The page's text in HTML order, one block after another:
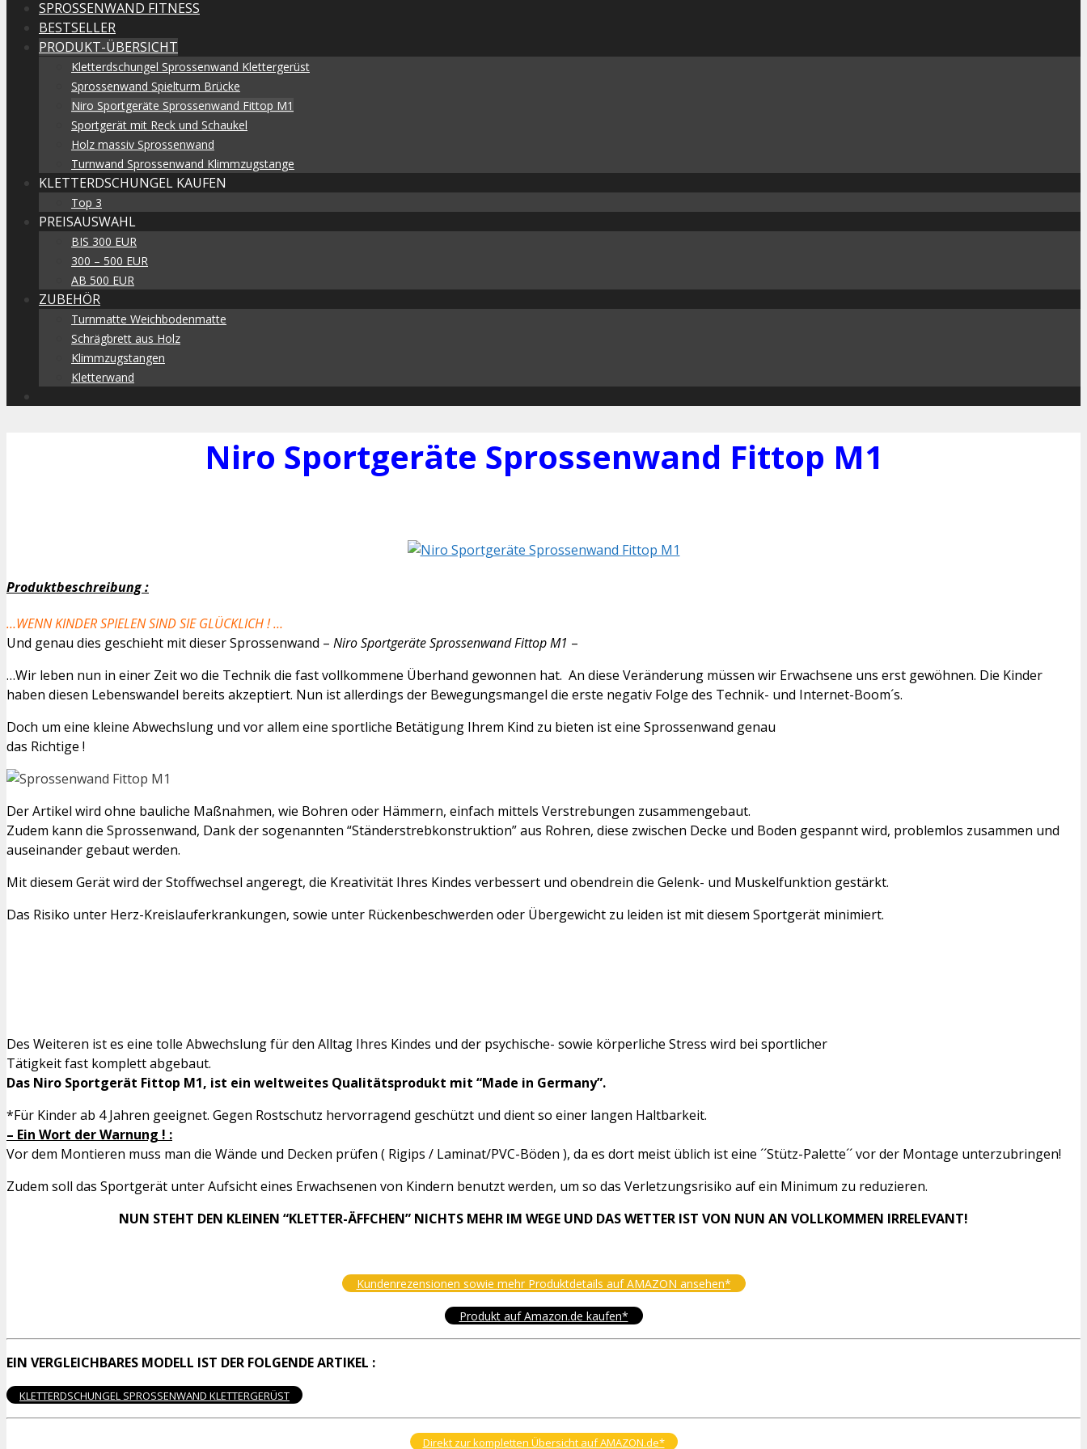
SPROSSENWAND FITNESS
BESTSELLER
PRODUKT-ÜBERSICHT
Kletterdschungel Sprossenwand Klettergerüst
Sprossenwand Spielturm Brücke
Niro Sportgeräte Sprossenwand Fittop M1
Sportgerät mit Reck und Schaukel
Holz massiv Sprossenwand
Turnwand Sprossenwand Klimmzugstange
KLETTERDSCHUNGEL KAUFEN
Top 3
PREISAUSWAHL
BIS 300 EUR
300 – 500 EUR
AB 500 EUR
ZUBEHÖR
Turnmatte Weichbodenmatte
Schrägbrett aus Holz
Klimmzugstangen
Kletterwand
Niro Sportgeräte Sprossenwand Fittop M1
Produktbeschreibung :
…WENN KINDER SPIELEN SIND SIE GLÜCKLICH ! …
Und genau dies geschieht mit dieser Sprossenwand – Niro Sportgeräte Sprossenwand Fittop M1 –
…Wir leben nun in einer Zeit wo die Technik die fast vollkommene Überhand gewonnen hat. An diese Veränderung müssen wir Erwachsene uns erst gewöhnen. Die Kinder
haben diesen Lebenswandel bereits akzeptiert. Nun ist allerdings der Bewegungsmangel die erste negativ Folge des Technik- und Internet-Boom´s.
Doch um eine kleine Abwechslung und vor allem eine sportliche Betätigung Ihrem Kind zu bieten ist eine Sprossenwand genau
das Richtige !
Der Artikel wird ohne bauliche Maßnahmen, wie Bohren oder Hämmern, einfach mittels Verstrebungen zusammengebaut.
Zudem kann die Sprossenwand, Dank der sogenannten “Ständerstrebkonstruktion” aus Rohren, diese zwischen Decke und Boden gespannt wird, problemlos zusammen und
auseinander gebaut werden.
Mit diesem Gerät wird der Stoffwechsel angeregt, die Kreativität Ihres Kindes verbessert und obendrein die Gelenk- und Muskelfunktion gestärkt.
Das Risiko unter Herz-Kreislauferkrankungen, sowie unter Rückenbeschwerden oder Übergewicht zu leiden ist mit diesem Sportgerät minimiert.
Des Weiteren ist es eine tolle Abwechslung für den Alltag Ihres Kindes und der psychische- sowie körperliche Stress wird bei sportlicher
Tätigkeit fast komplett abgebaut.
Das Niro Sportgerät Fittop M1, ist ein weltweites Qualitätsprodukt mit “Made in Germany”.
*Für Kinder ab 4 Jahren geeignet. Gegen Rostschutz hervorragend geschützt und dient so einer langen Haltbarkeit.
– Ein Wort der Warnung ! :
Vor dem Montieren muss man die Wände und Decken prüfen ( Rigips / Laminat/PVC-Böden ), da es dort meist üblich ist eine ´´Stütz-Palette´´ vor der Montage unterzubringen!
Zudem soll das Sportgerät unter Aufsicht eines Erwachsenen von Kindern benutzt werden, um so das Verletzungsrisiko auf ein Minimum zu reduzieren.
NUN STEHT DEN KLEINEN “KLETTER-ÄFFCHEN” NICHTS MEHR IM WEGE UND DAS WETTER IST VON NUN AN VOLLKOMMEN IRRELEVANT!
Kundenrezensionen sowie mehr Produktdetails auf AMAZON ansehen*
Produkt auf Amazon.de kaufen*
EIN VERGLEICHBARES MODELL IST DER FOLGENDE ARTIKEL :
KLETTERDSCHUNGEL SPROSSENWAND KLETTERGERÜST
Direkt zur kompletten Übersicht auf AMAZON.de*